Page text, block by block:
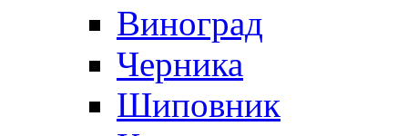
Виноград
Черника
Шиповник